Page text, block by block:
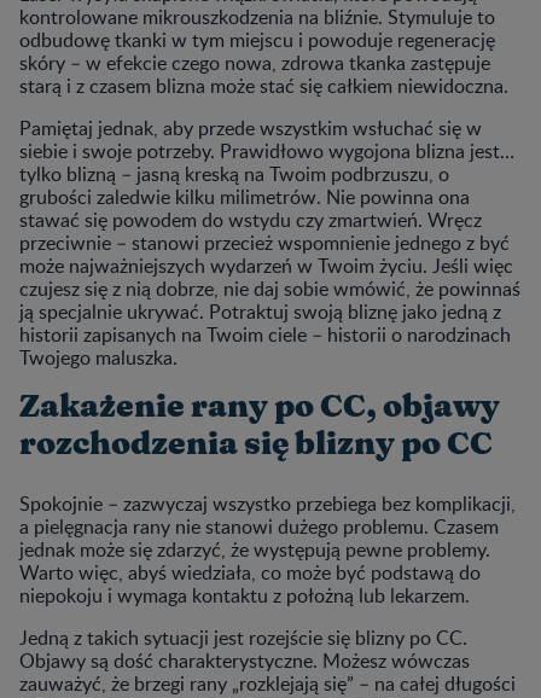
kontrolowane mikrouszkodzenia na bliźnie. Stymuluje to
odbudowę tkanki w tym miejscu i powoduje regenerację
skóry – w efekcie czego nowa, zdrowa tkanka zastępuje
starą i z czasem blizna może stać się całkiem niewidoczna.
Pamiętaj jednak, aby przede wszystkim wsłuchać się w
siebie i swoje potrzeby. Prawidłowo wygojona blizna jest…
tylko blizną – jasną kreską na Twoim podbrzuszu, o
grubości zaledwie kilku milimetrów. Nie powinna ona
stawać się powodem do wstydu czy zmartwień. Wręcz
przeciwnie – stanowi przecież wspomnienie jednego z być
może najważniejszych wydarzeń w Twoim życiu. Jeśli więc
czujesz się z nią dobrze, nie daj sobie wmówić, że powinnaś
ją specjalnie ukrywać. Potraktuj swoją bliznę jako jedną z
historii zapisanych na Twoim ciele – historii o narodzinach
Twojego maluszka.
Zakażenie rany po CC, objawy
rozchodzenia się blizny po CC
Spokojnie – zazwyczaj wszystko przebiega bez komplikacji,
a pielęgnacja rany nie stanowi dużego problemu. Czasem
jednak może się zdarzyć, że występują pewne problemy.
Warto więc, abyś wiedziała, co może być podstawą do
niepokoju i wymaga kontaktu z położną lub lekarzem.
Jedną z takich sytuacji jest rozejście się blizny po CC.
Objawy są dość charakterystyczne. Możesz wówczas
zauważyć, że brzegi rany „rozklejają się” – na całej długości